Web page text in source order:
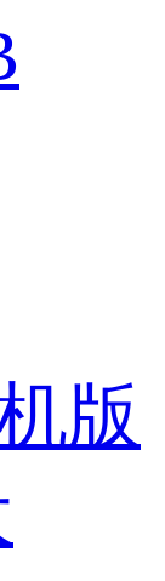
版